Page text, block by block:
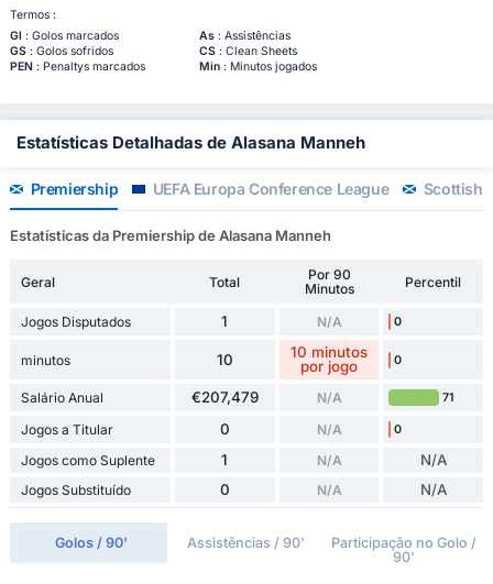
Termos :
Gl : Golos marcados As: Assistências
GS: Golos sofridos CS: Clean Sheets
PEN: Penaltys marcados Min: Minutos jogados
Estatísticas Detalhadas de Alasana Manneh
Premiership UEFA Europa Conference League Scottish
Estatísticas da Premiership de Alasana Manneh
Geral Total
Por 90
Minutos
Percentil
Jogos Disputados 1 N/A 0
minutos 10
10 minutos
por jogo
0
Salário Anual €207,479 N/A 71
Jogos a Titular 0 N/A 0
Jogos como Suplente 1 N/A N/A
Jogos Substituído 0 N/A N/A
Golos / 90' Assistências / 90'
Participação no Golo /
90'